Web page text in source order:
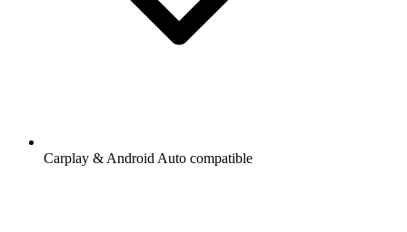
Carplay & Android Auto compatible